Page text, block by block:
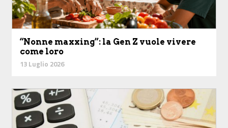
“Nonne maxxing”: la Gen Z vuole vivere
come loro
13 Luglio 2026